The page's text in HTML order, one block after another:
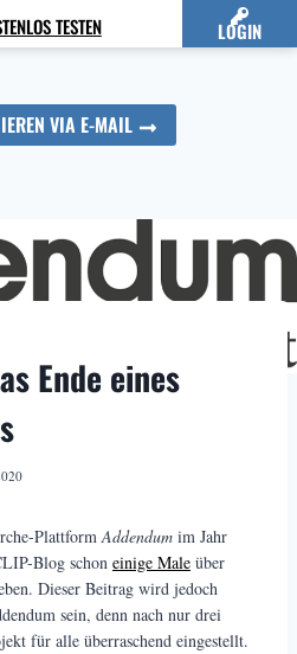
TESTEN LOGIN
VIA E-MAIL
Ende eines
PlattformAddendum im Jahr
Blog schon einige Male über
Dieser Beitrag wird jedoch
sein, denn nach nur drei
für alle überraschend eingestellt.